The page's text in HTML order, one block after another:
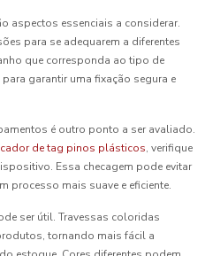
aspectos essenciais a considerar.
para se adequarem a diferentes
que corresponda ao tipo de
garantir uma fixação segura e
é outro ponto a ser avaliado.
de tag pinos plásticos, verifique
Essa checagem pode evitar
processo mais suave e eficiente.
ser útil. Travessas coloridas
tornando mais fácil a